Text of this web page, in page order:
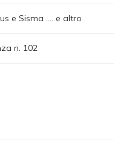
e Sisma …. e altro
n. 102